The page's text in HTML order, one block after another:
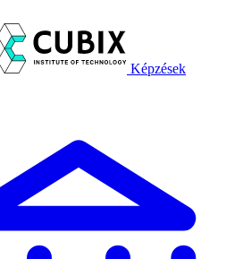
Képzések